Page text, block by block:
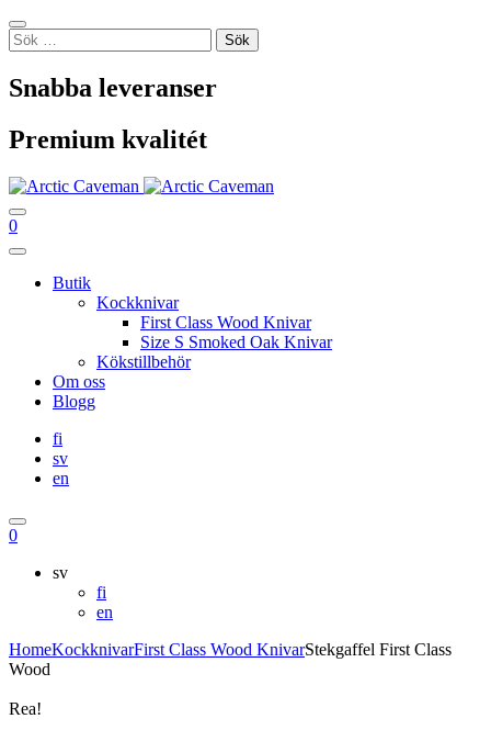
Skip
to
content
Sulje
Sök
efter:
Snabba leveranser
Premium kvalitét
Hae
Ostoskori
0
Main
Butik
Kockknivar
First Class Wood Knivar
Size S Smoked Oak Knivar
Kökstillbehör
Om oss
Blogg
fi
sv
en
Hae
Ostoskori
0
sv
fi
en
HomeKockknivarFirst Class Wood KnivarStekgaffel First Class
Wood
Rea!